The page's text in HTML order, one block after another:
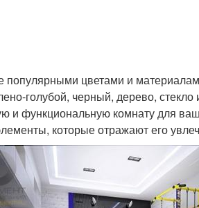
популярными цветами и
голубой, черный, дерево, стекло
и функциональную комнату для
которые отражают его